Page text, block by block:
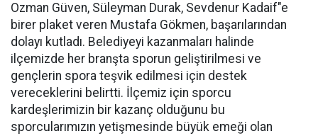
Ozman Güven, Süleyman Durak, Sevdenur Kadaif"e
birer plaket veren Mustafa Gökmen, başarılarından
dolayı kutladı. Belediyeyi kazanmaları halinde
ilçemizde her branşta sporun geliştirilmesi ve
gençlerin spora teşvik edilmesi için destek
vereceklerini belirtti. İlçemiz için sporcu
kardeşlerimizin bir kazanç olduğunu bu
sporcularımızın yetişmesinde büyük emeği olan